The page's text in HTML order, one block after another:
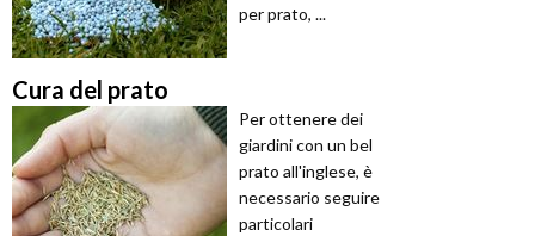
per prato, ...
Cura del prato
Per ottenere dei
giardini con un bel
prato all'inglese, è
necessario seguire
particolari